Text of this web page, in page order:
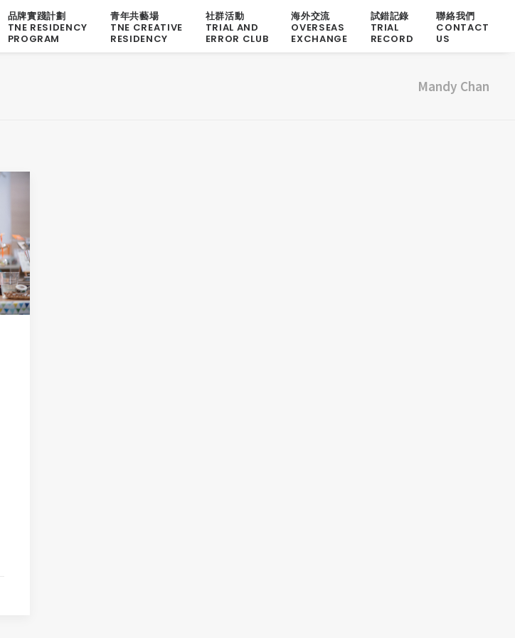
品牌實踐計劃
TNE RESIDENCY
PROGRAM
青年共藝場
TNE CREATIVE
RESIDENCY
社群活動
TRIAL AND
ERROR CLUB
海外交流
OVERSEAS
EXCHANGE
試錯記錄
TRIAL
RECORD
聯絡我們
CONTACT
US
Mandy Chan